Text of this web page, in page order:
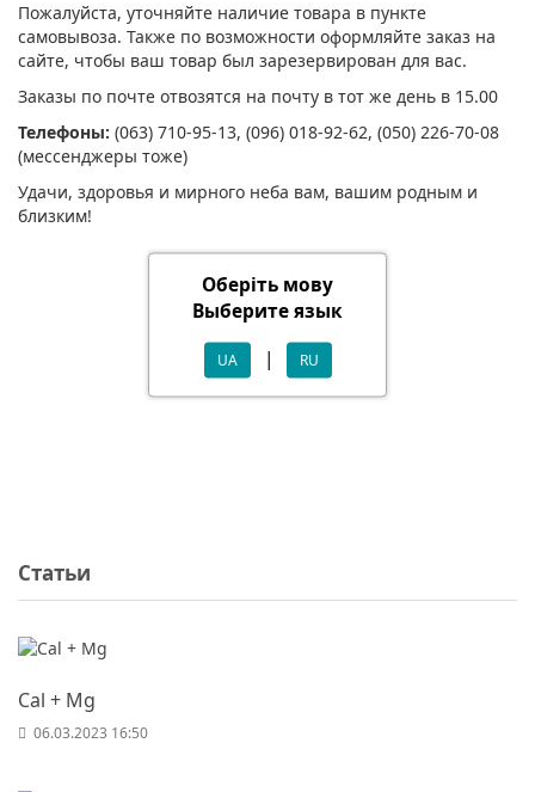
Оберіть мову
Выберите язык
UA | RU
Пожалуйста, уточняйте наличие товара в пункте
самовывоза. Также по возможности оформляйте заказ на
сайте, чтобы ваш товар был зарезервирован для вас.
Заказы по почте отвозятся на почту в тот же день в 15.00
Телефоны: (063) 710-95-13, (096) 018-92-62, (050) 226-70-08
(мессенджеры тоже)
Удачи, здоровья и мирного неба вам, вашим родным и
близким!
Статьи
Cal + Mg
06.03.2023 16:50